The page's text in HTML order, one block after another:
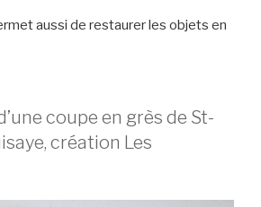
aussi de restaurer les objets en
coupe en grès de St-
création Les